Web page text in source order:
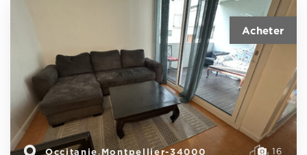
16
Occitanie , Montpellier-34000